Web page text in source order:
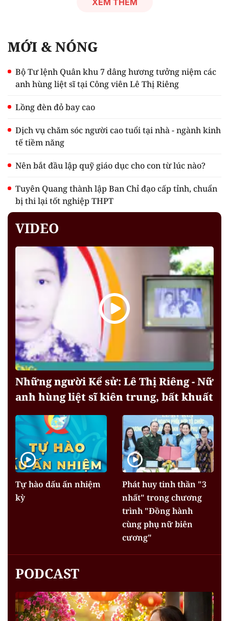
MỚI & NÓNG
Bộ Tư lệnh Quân khu 7 dâng hương tưởng niệm các
anh hùng liệt sĩ tại Công viên Lê Thị Riêng
Lồng đèn đỏ bay cao
Dịch vụ chăm sóc người cao tuổi tại nhà - ngành kinh
tế tiềm năng
Nên bắt đầu lập quỹ giáo dục cho con từ lúc nào?
Tuyên Quang thành lập Ban Chỉ đạo cấp tỉnh, chuẩn
bị thi lại tốt nghiệp THPT
VIDEO
Những người Kể sử: Lê Thị Riêng - Nữ
anh hùng liệt sĩ kiên trung, bất khuất
Tự hào dấu ấn nhiệm
kỳ
Phát huy tinh thần "3
nhất" trong chương
trình "Đồng hành
cùng phụ nữ biên
cương"
PODCAST